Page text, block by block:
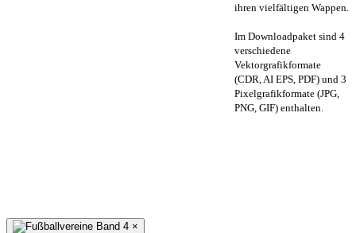
ihren vielfältigen Wappen.
Im Downloadpaket sind 4
verschiedene
Vektorgrafikformate
(CDR, AI EPS, PDF) und 3
Pixelgrafikformate (JPG,
PNG, GIF) enthalten.
×